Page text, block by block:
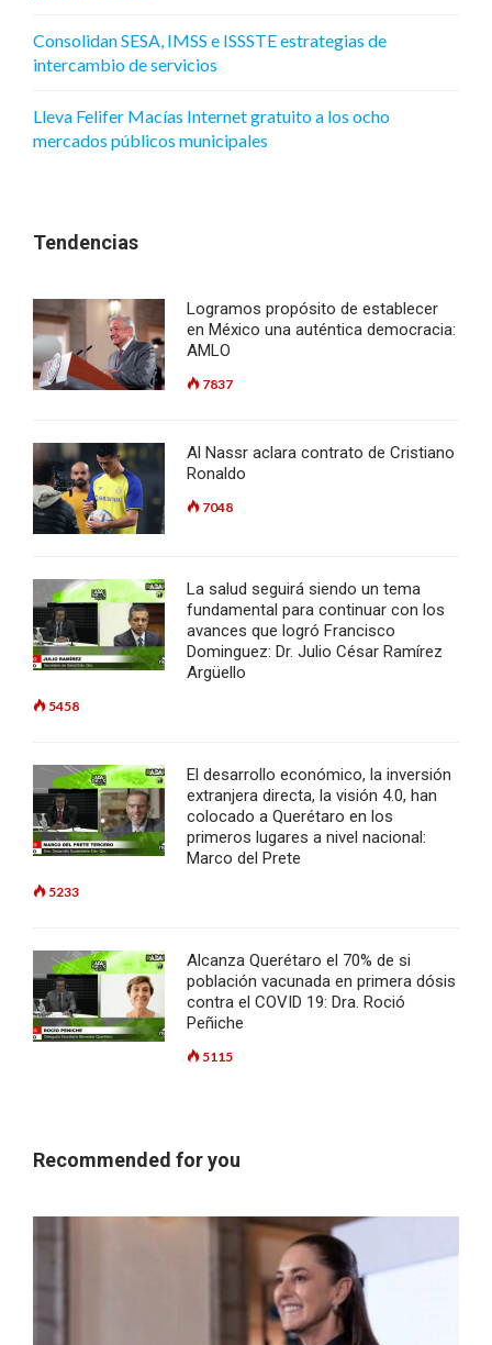
Consolidan SESA, IMSS e ISSSTE estrategias de
intercambio de servicios
Lleva Felifer Macías Internet gratuito a los ocho
mercados públicos municipales
Tendencias
Logramos propósito de establecer
en México una auténtica democracia:
AMLO
7837
Al Nassr aclara contrato de Cristiano
Ronaldo
7048
La salud seguirá siendo un tema
fundamental para continuar con los
avances que logró Francisco
Dominguez: Dr. Julio César Ramírez
Argüello
5458
El desarrollo económico, la inversión
extranjera directa, la visión 4.0, han
colocado a Querétaro en los
primeros lugares a nivel nacional:
Marco del Prete
5233
Alcanza Querétaro el 70% de si
población vacunada en primera dósis
contra el COVID 19: Dra. Roció
Peñiche
5115
Recommended for you